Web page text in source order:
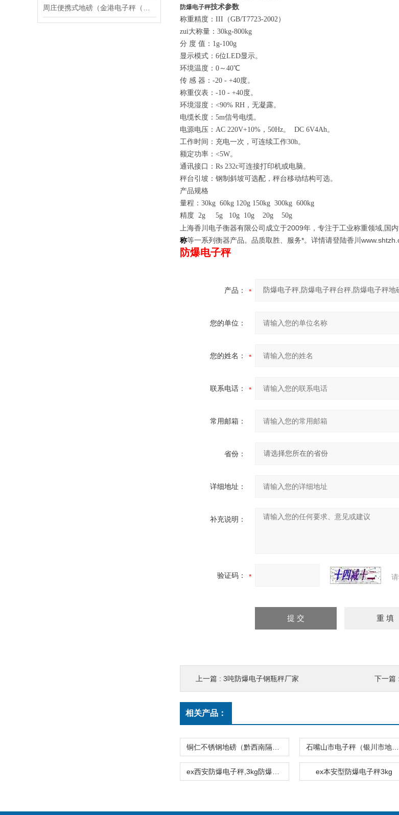
防爆电子秤技术参数
称重精度：III（GB/T7723-2002）
zui大称量：30kg-800kg
分 度 值：1g-100g
显示模式：6位LED显示。
环境温度：0～40℃
传 感 器：-20 - +40度。
称重仪表：-10 - +40度。
环境湿度：<90% RH，无凝露。
电缆长度：5m信号电缆。
电源电压：AC 220V+10%，50Hz。 DC 6V4Ah。
工作时间：充电一次，可连续工作30h。
额定功率：<5W。
通讯接口：Rs 232c可连接打印机或电脑。
秤台引坡：钢制斜坡可选配，秤台移动结构可选。
产品规格
量程：30kg 60kg 120g 150kg 300kg 600kg
精度 2g 5g 10g 10g 20g 50g
上海香川电子衡器有限公司成立于2009年，专注于工业称重领域,国
称等一系列衡器产品。品质取胜、服务*。详情请登陆香川
防爆电子秤
产品：
您的单位：
您的姓名：
联系电话：
常用邮箱：
省份：
详细地址：
补充说明：
验证码：
上一篇 : 3吨防爆电子钢瓶秤厂家 下一篇
相关产品：
ex本安型防爆电子秤3kg